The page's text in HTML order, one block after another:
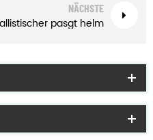
NÄCHSTE
pasgt helm